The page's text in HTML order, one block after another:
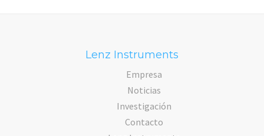
Lenz Instruments
Empresa
Noticias
Investigación
Contacto